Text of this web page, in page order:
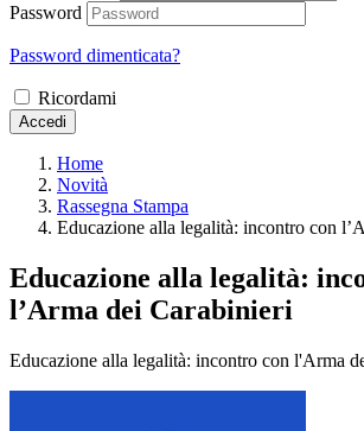
Password
Password dimenticata?
Ricordami
Accedi
Home
Novità
Rassegna Stampa
Educazione alla legalità: incontro con
Educazione alla legalità:
l’Arma dei Carabinieri
Educazione alla legalità: incontro con l'Arma